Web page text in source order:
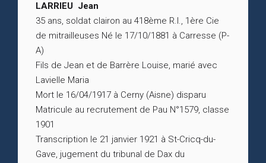
LARRIEU Jean
35 ans, soldat clairon au 418ème R.I., 1ère Cie
de mitrailleuses Né le 17/10/1881 à Carresse (P-
A)
Fils de Jean et de Barrère Louise, marié avec
Lavielle Maria
Mort le 16/04/1917 à Cerny (Aisne) disparu
Matricule au recrutement de Pau N°1579, classe
1901
Transcription le 21 janvier 1921 à St-Cricq-du-
Gave, jugement du tribunal de Dax du